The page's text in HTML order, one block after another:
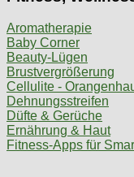
Aromatherapie
Baby Corner
Beauty-Lügen
Brustvergrößerung
Cellulite -
Dehnungsstreifen
Düfte & Gerüche
Ernährung & Haut
Fitness-Apps für